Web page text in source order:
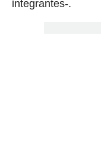
integrantes-.